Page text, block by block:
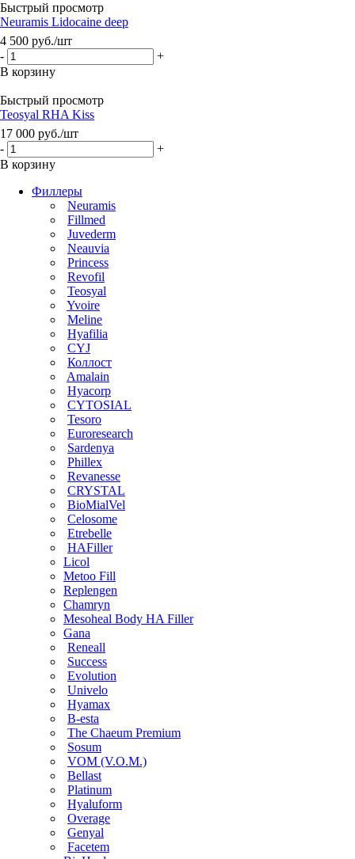
Быстрый просмотр
Neuramis Lidocaine deep
4 500 руб./шт
-
+
В корзину
Быстрый просмотр
Teosyal RHA Kiss
17 000 руб./шт
-
+
В корзину
Филлеры
Neuramis
Fillmed
Juvederm
Neauvia
Princess
Revofil
Teosyal
Yvoire
Meline
Hyafilia
CYJ
Коллост
Amalain
Hyacorp
CYTOSIAL
Tesoro
Euroresearch
Sardenya
Phillex
Revanesse
CRYSTAL
BioMialVel
Celosome
Etrebelle
HAFiller
Licol
Metoo Fill
Replengen
Chamryn
Mesoheal Body HA Filler
Gana
Reneall
Success
Evolution
Univelo
Hyamax
B-esta
The Chaeum Premium
Sosum
VOM (V.O.M.)
Bellast
Platinum
Hyaluform
Overage
Genyal
Facetem